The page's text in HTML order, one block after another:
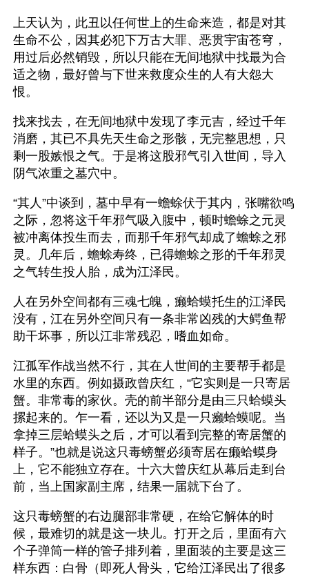
上天认为，此丑以任何世上的生命来造，都是对其
生命不公，因其必犯下万古大罪、恶贯宇宙苍穹，
用过后必然销毁，所以只能在无间地狱中找最为合
适之物，最好曾与下世来救度众生的人有大怨大
恨。
找来找去，在无间地狱中发现了李元吉，经过千年
消磨，其已不具先天生命之形骸，无完整思想，只
剩一股嫉恨之气。于是将这股邪气引入世间，导入
阴气浓重之墓穴中。
“其人”中谈到，墓中早有一蟾蜍伏于其内，张嘴欲鸣
之际，忽将这千年邪气吸入腹中，顿时蟾蜍之元灵
被冲离体投生而去，而那千年邪气却成了蟾蜍之邪
灵。几年后，蟾蜍寿终，已得蟾蜍之形的千年邪灵
之气转生投人胎，成为江泽民。
人在另外空间都有三魂七魄，癞蛤蟆托生的江泽民
没有，江在另外空间只有一条非常凶残的大鳄鱼帮
助干坏事，所以江非常残忍，嗜血如命。
江孤军作战当然不行，其在人世间的主要帮手都是
水里的东西。例如摄政曾庆红，“它实则是一只寄居
蟹。非常毒的家伙。壳的前半部分是由三只蛤蟆头
摞起来的。乍一看，还以为又是一只癞蛤蟆呢。当
拿掉三层蛤蟆头之后，才可以看到完整的寄居蟹的
样子。”也就是说这只毒螃蟹必须寄居在癞蛤蟆身
上，它不能独立存在。十六大曾庆红从幕后走到台
前，当上国家副主席，结果一届就下台了。
这只毒螃蟹的右边腿部非常硬，在给它解体的时
候，最难切的就是这一块儿。打开之后，里面有六
个子弹筒一样的管子排列着，里面装的主要是这三
样东西：白骨（即死人骨头，它给江泽民出了很多